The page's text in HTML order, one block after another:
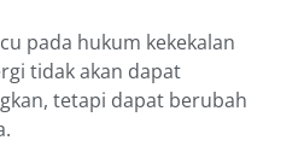
pada hukum kekekalan
tidak akan dapat
tetapi dapat berubah